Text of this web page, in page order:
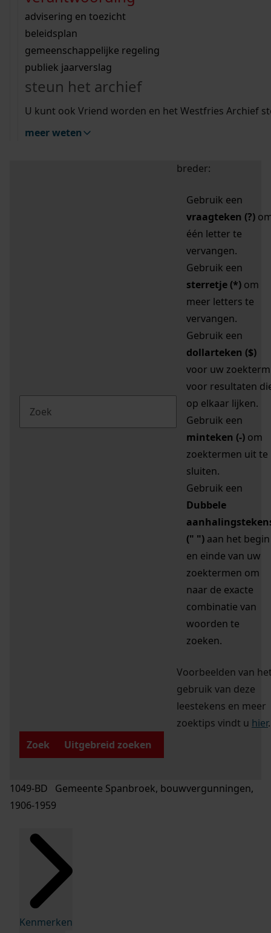
bouwvergunningen
omgevingsvergunningen
vergunningen
beeld en geluid
uitleg nodig?
Wij helpen u op weg met een aantal zoektips.
bekijk alle zoektips
Wij helpen u op weg met een aantal zoektips.
bekijk alle zoektips
bekijk ons geschiedenislokaal
advisering en toezicht
beleidsplan
gemeenschappelijke regeling
publiek jaarverslag
steun het archief
U kunt ook Vriend worden en het Westfries Archief
meer weten
zoektips
Mijn Studiezaal (inloggen)
uw zoekopdracht te
breder:
Gebruik een
vraagteken (?)
één letter te
vervangen.
Gebruik een
sterretje (*) om
meer letters te
vervangen.
Gebruik een
dollarteken ($)
voor uw zoekterm
voor resultaten
op elkaar lijken.
Gebruik een
minteken (-) om
zoektermen uit te
sluiten.
Gebruik een
Dubbele
(" ") aan het begin
en einde van uw
zoektermen om
naar de exacte
combinatie van
woorden te
zoeken.
Voorbeelden van
gebruik van deze
leestekens en meer
zoektips vindt u hier.
Zoek
Uitgebreid zoeken
1049-BD Gemeente Spanbroek, bouwvergunningen,
1906-1959
Kenmerken